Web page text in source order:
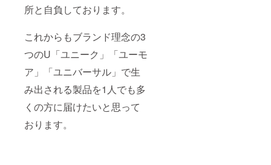
所と自負しております。
これからもブランド理念の3
つのU「ユニーク」「ユーモ
ア」「ユニバーサル」で生
み出される製品を1人でも多
くの方に届けたいと思って
おります。